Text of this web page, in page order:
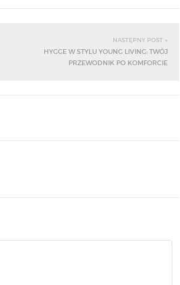
NASTĘPNY POST »
HYGGE W STYLU YOUNG LIVING: TWÓJ
PRZEWODNIK PO KOMFORCIE